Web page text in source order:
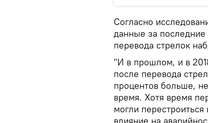
Согласно
данные за последние
перевода стрелок
"И в прошлом, и в
после перевода
процентов больше,
время. Хотя время
могли